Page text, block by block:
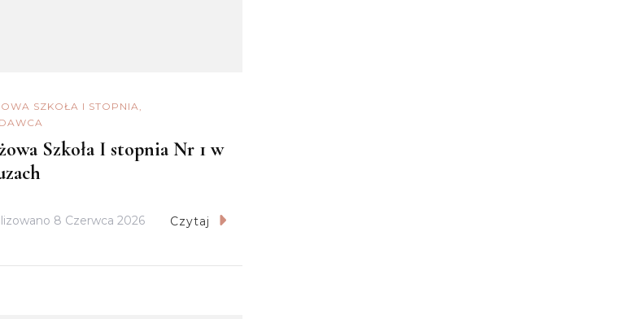
SZKOŁA I STOPNIA
Szkoła I stopnia Nr 1 w
8 Czerwca 2026 Czytaj